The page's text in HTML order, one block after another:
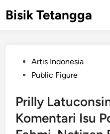
toBisik Tetangga
PostedArtis Indonesia
Public Figure
Prilly
Komentari Isu